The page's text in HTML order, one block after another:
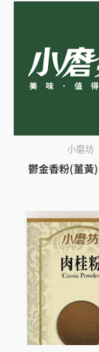
小磨坊
鬱金香粉(薑黃